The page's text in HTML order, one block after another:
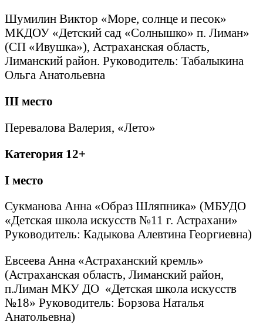
Шумилин Виктор «Море, солнце и песок»
МКДОУ «Детский сад «Солнышко» п. Лиман»
(СП «Ивушка»), Астраханская область,
Лиманский район. Руководитель: Табалыкина
Ольга Анатольевна
III место
Перевалова Валерия, «Лето»
Категория 12+
I место
Сукманова Анна «Образ Шляпника» (МБУДО
«Детская школа искусств №11 г. Астрахани»
Руководитель: Кадыкова Алевтина Георгиевна)
Евсеева Анна «Астраханский кремль»
(Астраханская область, Лиманский район,
п.Лиман МКУ ДО «Детская школа искусств
№18» Руководитель: Борзова Наталья
Анатольевна)